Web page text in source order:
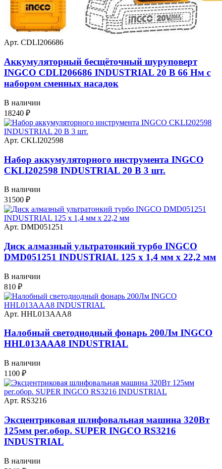
Арт. CDLI206686
Аккумуляторный бесщёточный шуруповерт
INGCO CDLI206686 INDUSTRIAL 20 В 66 Нм с
набором сменных насадок
В наличии
18240 ₽
Арт. CKLI202598
Набор аккумуляторного инструмента INGCO
CKLI202598 INDUSTRIAL 20 В 3 шт.
В наличии
31500 ₽
Арт. DMD051251
Диск алмазный ультратонкий турбо INGCO
DMD051251 INDUSTRIAL 125 х 1,4 мм x 22,2 мм
В наличии
810 ₽
Арт. HHL013AAA8
Налобный светодиодный фонарь 200Лм INGCO
HHL013AAA8 INDUSTRIAL
В наличии
1100 ₽
Арт. RS3216
Эксцентриковая шлифовальная машина 320Вт
125мм рег.обор. SUPER INGCO RS3216
INDUSTRIAL
В наличии